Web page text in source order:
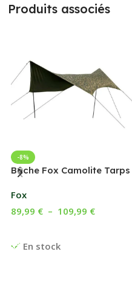
Produits associés
-8%
Bâche Fox Camolite Tarps
Fox
En stock
89,99 € – 109,99 €